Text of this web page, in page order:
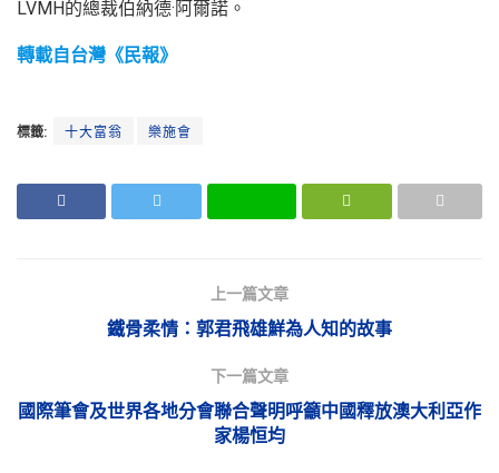
LVMH的總裁伯納德·阿爾諾。
轉載自台灣《民報》
標籤: 十大富翁 樂施會
上一篇文章
鐵骨柔情：郭君飛雄鮮為人知的故事
下一篇文章
國際筆會及世界各地分會聯合聲明呼籲中國釋放澳大利亞作
家楊恒均